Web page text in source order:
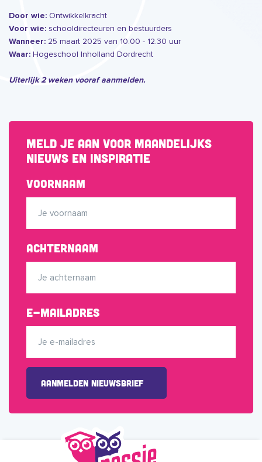
Door wie: Ontwikkelkracht
Voor wie: schooldirecteuren en bestuurders
Wanneer: 25 maart 2025 van 10.00 - 12.30 uur
Waar: Hogeschool Inholland Dordrecht
Uiterlijk 2 weken vooraf aanmelden.
Meld je aan voor maandelijks
nieuws en inspiratie
Voornaam
Achternaam
E-mailadres